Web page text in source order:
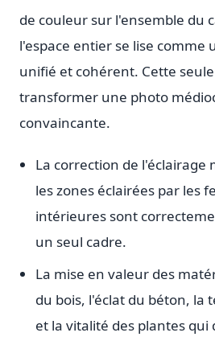
de couleur sur l'ensemble du
l'espace entier se lise
unifié et cohérent. Cette
transformer une photo
convaincante.
La correction de l'éclairage
les zones éclairées par les
intérieures sont
un seul cadre.
La mise en valeur des
du bois, l'éclat du béton, la
et la vitalité des plantes qui